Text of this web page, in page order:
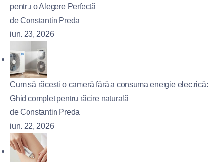
pentru o Alegere Perfectă
de Constantin Preda
iun. 23, 2026
Cum să răcești o cameră fără a consuma energie electrică:
Ghid complet pentru răcire naturală
de Constantin Preda
iun. 22, 2026